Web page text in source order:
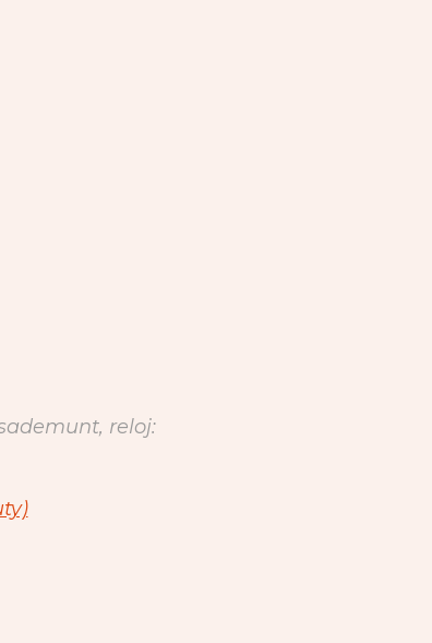
reloj: